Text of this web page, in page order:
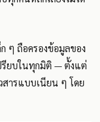
ๆ ถือครองข้อมูลของ
รียบในทุกมิติ — ตั้งแต่
สารแบบเนียน ๆ โดย